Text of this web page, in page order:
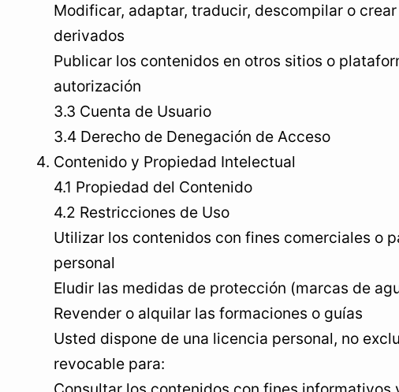
Modificar, adaptar, traducir, descompilar o
derivados
Publicar los contenidos en otros sitios o
autorización
3.3 Cuenta de Usuario
3.4 Derecho de Denegación de Acceso
Contenido y Propiedad Intelectual
4.1 Propiedad del Contenido
4.2 Restricciones de Uso
Utilizar los contenidos con fines comerciales o
personal
Eludir las medidas de protección (marcas de
Revender o alquilar las formaciones o guías
Usted dispone de una licencia personal, no
revocable para: